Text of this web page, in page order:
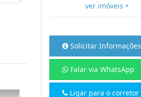
ver imóveis +
Solicitar Informações
Falar via WhatsApp
Ligar para o corretor